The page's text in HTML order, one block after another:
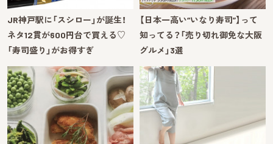
JR神戸駅に「スシロー」が誕生！
ネタ12貫が600円台で買える♡
「寿司盛り」がお得すぎ
【日本一高い“いなり寿司”】って
知ってる？「売り切れ御免な大阪
グルメ」3選